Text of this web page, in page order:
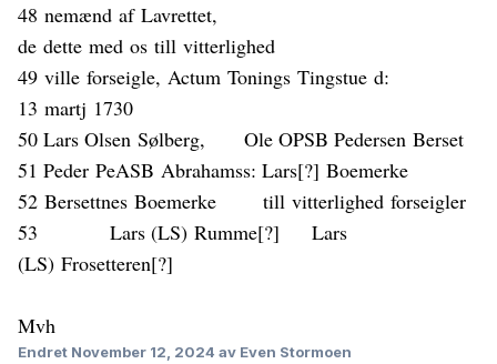
48 nemænd af Lavrettet,
de dette med os till vitterlighed
49 ville forseigle, Actum Tonings Tingstue d:
13 martj 1730
50 Lars Olsen Sølberg, Ole OPSB Pedersen Berset
51 Peder PeASB Abrahamss: Lars[?] Boemerke
52 Bersettnes Boemerke till vitterlighed forseigler
53 Lars (LS) Rumme[?] Lars
(LS) Frosetteren[?]
Mvh
Endret November 12, 2024 av Even Stormoen